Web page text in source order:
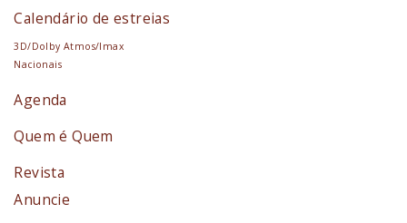
Calendário de estreias
3D/Dolby Atmos/Imax
Nacionais
Agenda
Quem é Quem
Revista
Anuncie